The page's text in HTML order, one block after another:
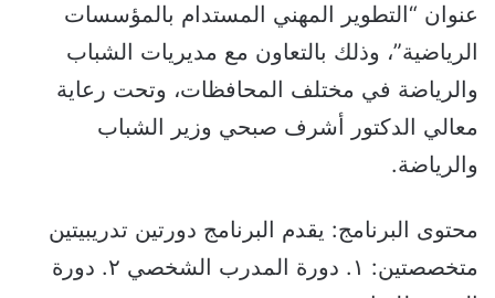
عنوان “التطوير المهني المستدام بالمؤسسات
الرياضية”، وذلك بالتعاون مع مديريات الشباب
والرياضة في مختلف المحافظات، وتحت رعاية
معالي الدكتور أشرف صبحي وزير الشباب
والرياضة.
محتوى البرنامج: يقدم البرنامج دورتين تدريبيتين
متخصصتين: ١. دورة المدرب الشخصي ٢. دورة